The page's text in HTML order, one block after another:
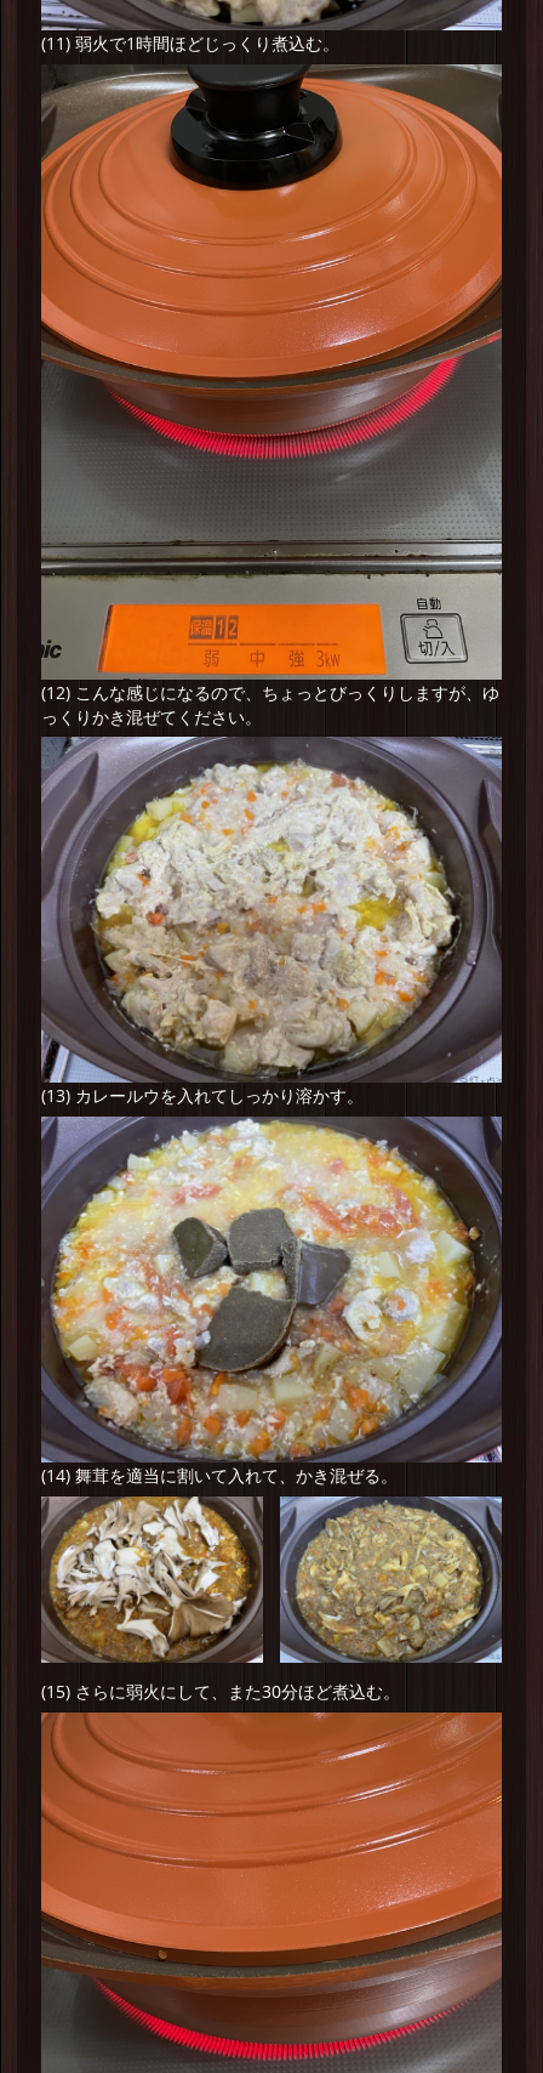
(11) 弱火で1時間ほどじっくり煮込む。
(12) こんな感じになるので、ちょっとびっくりしますが、ゆ
っくりかき混ぜてください。
(13) カレールウを入れてしっかり溶かす。
(14) 舞茸を適当に割いて入れて、かき混ぜる。
(15) さらに弱火にして、また30分ほど煮込む。